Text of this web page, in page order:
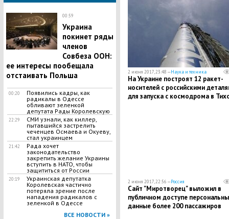
00:59
Украина
покинет ряды
членов
Совбеза ООН:
ее интересы пообещала
отстаивать Польша
00:20
Появились кадры, как
радикалы в Одессе
обливают зеленкой
депутата Рады Королевскую
22:29
СМИ узнали, как киллер,
пытавшийся застрелить
чеченцев Осмаева и Окуеву,
стал украинцем
21:42
Рада хочет
законодательство
закрепить желание Украины
вступить в НАТО, чтобы
защититься от России
20:19
Украинская депутатка
Королевская частично
потеряла зрение после
нападения радикалов с
зеленкой в Одессе
ВСЕ НОВОСТИ »
2 июня 2017, 23:48 —Наука и техника
На Украине построят 12 ракет-
носителей с российскими
для запуска с космодрома в
2 июня 2017, 22:56 —Россия
Сайт "Миротворец" выложил в
публичном доступе
данные более 200 пассажиров